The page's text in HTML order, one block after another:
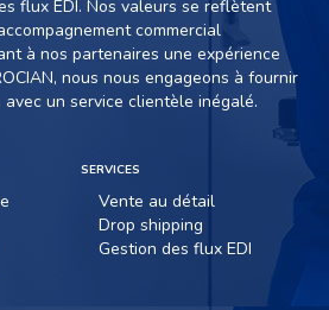
flux EDI. Nos valeurs se reflètent
commercial
à nos partenaires une expérience
nous nous engageons à fournir
un service clientèle inégalé.
SERVICES
Vente au détail
Drop shipping
Gestion des flux EDI